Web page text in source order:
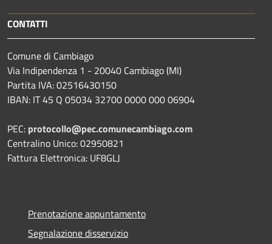
CONTATTI
Comune di Cambiago
Via Indipendenza 1 - 20040 Cambiago (MI)
Partita IVA: 02516430150
IBAN: IT 45 Q 05034 32700 0000 000 06904
PEC: protocollo@pec.comunecambiago.com
Centralino Unico: 02950821
Fattura Elettronica: UF8GLJ
Prenotazione appuntamento
Segnalazione disservizio